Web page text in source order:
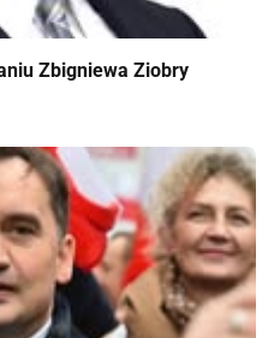
Zbigniewa Ziobry